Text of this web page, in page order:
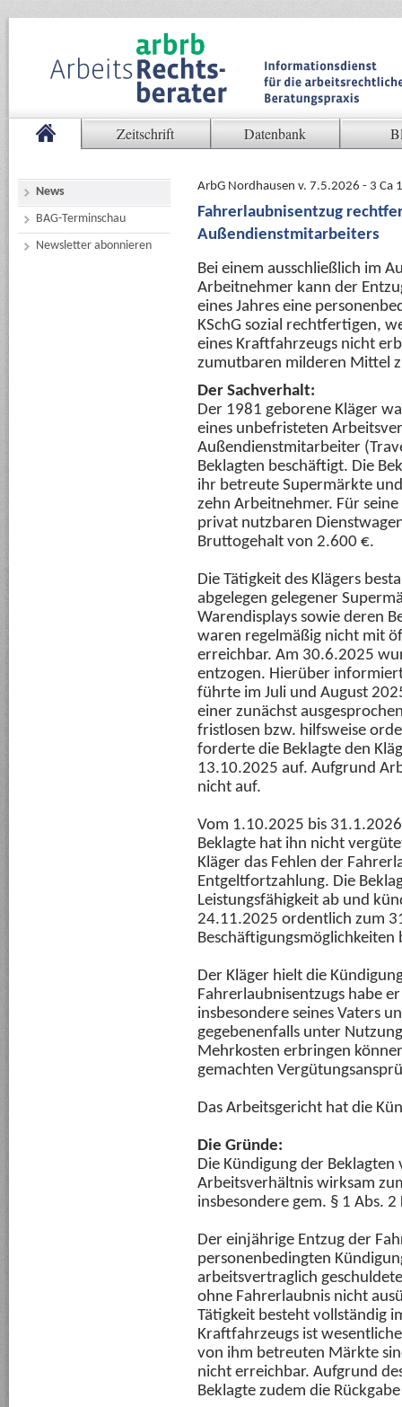
Zeitschrift Datenbank
News
BAG-Terminschau
Newsletter abonnieren
ArbG Nordhausen v. 7.5.2026 - 3 Ca
Fahrerlaubnisentzug
Außendienstmitarbeiters
Bei einem ausschließlich im
Arbeitnehmer kann der
eines Jahres eine
KSchG sozial rechtfertigen,
eines Kraftfahrzeugs nicht
zumutbaren milderen Mittel
Der Sachverhalt:
Der 1981 geborene Kläger
eines unbefristeten
Außendienstmitarbeiter
Beklagten beschäftigt. Die
ihr betreute Supermärkte
zehn Arbeitnehmer. Für
privat nutzbaren
Bruttogehalt von 2.600 €.
Die Tätigkeit des Klägers
abgelegen gelegener
Warendisplays sowie deren
waren regelmäßig nicht mit
erreichbar. Am 30.6.2025
entzogen. Hierüber
führte im Juli und August
einer zunächst
fristlosen bzw. hilfsweise
forderte die Beklagte den
13.10.2025 auf. Aufgrund
nicht auf.
Vom 1.10.2025 bis
Beklagte hat ihn nicht
Kläger das Fehlen der
Entgeltfortzahlung. Die
Leistungsfähigkeit ab und
24.11.2025 ordentlich zum
Beschäftigungsmöglichkeiten
Der Kläger hielt die
Fahrerlaubnisentzugs habe
insbesondere seines Vaters
gegebenenfalls unter
Mehrkosten erbringen
gemachten
Das Arbeitsgericht hat die
Die Gründe:
Die Kündigung der
Arbeitsverhältnis wirksam
insbesondere gem. § 1 Abs.
Der einjährige Entzug der
personenbedingten
arbeitsvertraglich
ohne Fahrerlaubnis nicht
Tätigkeit besteht vollständig
Kraftfahrzeugs ist
von ihm betreuten Märkte
nicht erreichbar. Aufgrund
Beklagte zudem die